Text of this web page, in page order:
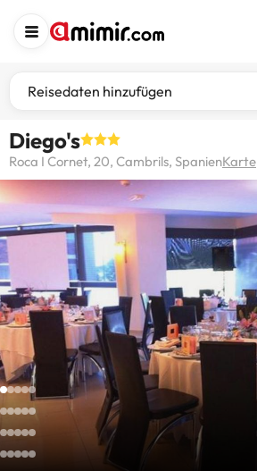
Reisedaten hinzufügen
Diego's
Roca I Cornet, 20, Cambrils, SpanienKarte